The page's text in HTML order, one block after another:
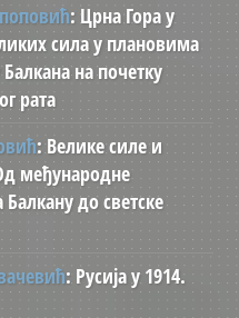
: Црна Гора у
сила у плановима
на почетку
рата
: Велике силе и
међународне
до светске
: Русија у 1914.